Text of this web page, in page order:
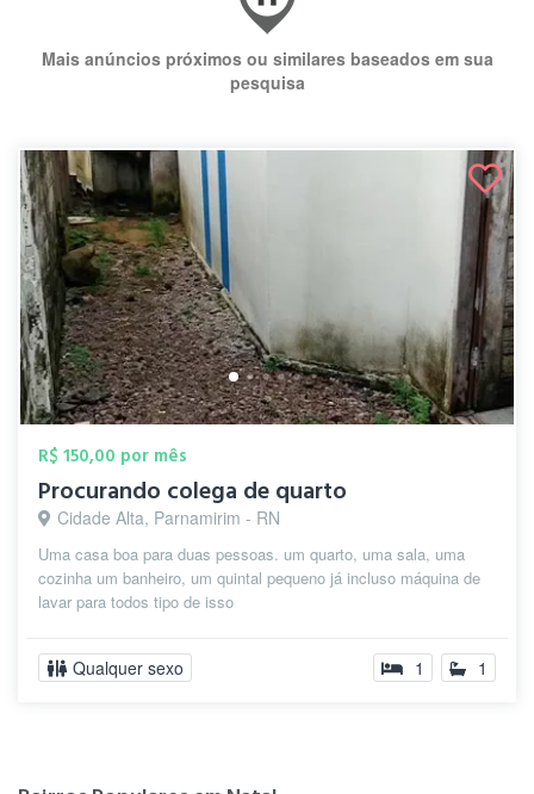
Mais anúncios próximos ou similares baseados em sua
pesquisa
R$ 150,00 por mês
Procurando colega de quarto
Cidade Alta, Parnamirim - RN
Uma casa boa para duas pessoas. um quarto, uma sala, uma
cozinha um banheiro, um quintal pequeno já incluso máquina de
lavar para todos tipo de isso
Qualquer sexo 1 1